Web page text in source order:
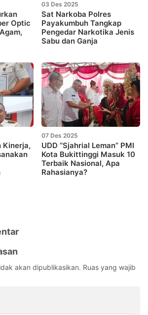
Optic
03 Des 2025
Sat Narkoba Polres
Payakumbuh Tangkap
Pengedar Narkotika Jenis
Sabu dan Ganja
Kinerja,
07 Des 2025
UDD “Sjahrial Leman” PMI
Kota Bukittinggi Masuk 10
Terbaik Nasional, Apa
Rahasianya?
akan dipublikasikan. Ruas yang wajib